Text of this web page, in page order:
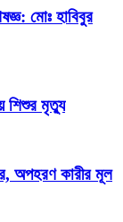
মোঃ হাবিবুর
শিশুর মৃত্যু
অপহরণ কারীর মূল